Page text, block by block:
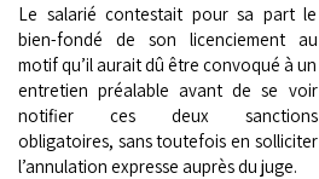
Le salarié contestait pour sa part le
bien-fondé de son licenciement au
motif qu’il aurait dû être convoqué à un
entretien préalable avant de se voir
notifier ces deux sanctions
obligatoires, sans toutefois en solliciter
l’annulation expresse auprès du juge.